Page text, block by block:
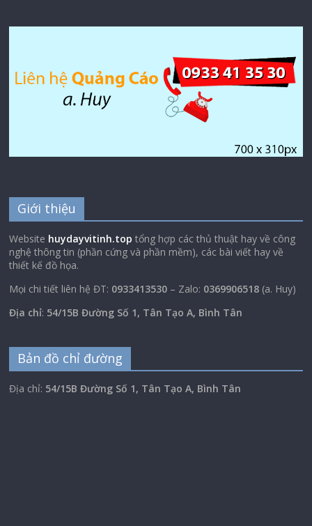
Giới thiệu
Website huydayvitinh.top tổng hợp các thủ thuật hay về công
nghệ thông tin (phần cứng và phần mềm), các bài viết hay về
thiết kế đồ họa.
Mọi chi tiết liên hệ ĐT: 0933413530 – Zalo: 0369906518 (a. Huy)
Địa chỉ: 54/15B Đường Số 1, Tân Tạo A, Bình Tân
Bản đồ chỉ đường
Địa chỉ: 54/15B Đường Số 1, Tân Tạo A, Bình Tân